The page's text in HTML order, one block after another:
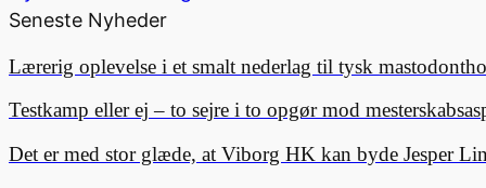
Seneste Nyheder
Lærerig oplevelse i et smalt nederlag til tysk
Testkamp eller ej – to sejre i to opgør mod
Det er med stor glæde, at Viborg HK kan byde Jesper